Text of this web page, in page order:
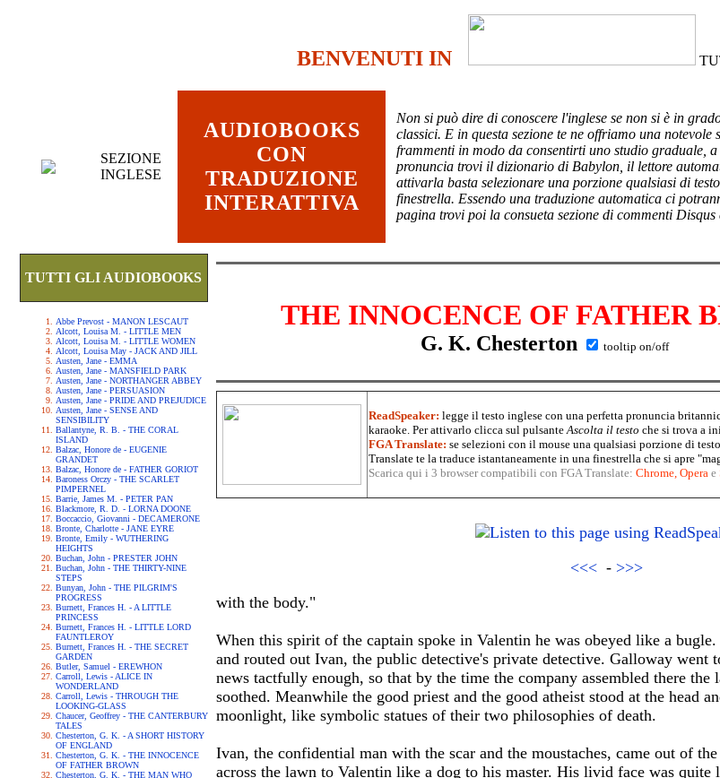
BENVENUTI IN
SEZIONE
INGLESE
AUDIOBOOKS
CON
TRADUZIONE
INTERATTIVA
Non si può dire di conoscere l'inglese se non si è in
classici. E in questa sezione te ne offriamo una
frammenti in modo da consentirti uno studio graduale,
pronuncia trovi il dizionario di Babylon, il lettore
attivarla basta selezionare una porzione qualsiasi di
finestrella. Essendo una traduzione automatica ci
pagina trovi poi la consueta sezione di commenti
TUTTI GLI AUDIOBOOKS
Abbe Prevost - MANON LESCAUT
Alcott, Louisa M. - LITTLE MEN
Alcott, Louisa M. - LITTLE WOMEN
Alcott, Louisa May - JACK AND JILL
Austen, Jane - EMMA
Austen, Jane - MANSFIELD PARK
Austen, Jane - NORTHANGER ABBEY
Austen, Jane - PERSUASION
Austen, Jane - PRIDE AND PREJUDICE
Austen, Jane - SENSE AND
SENSIBILITY
Ballantyne, R. B. - THE CORAL
ISLAND
Balzac, Honore de - EUGENIE
GRANDET
Balzac, Honore de - FATHER GORIOT
Baroness Orczy - THE SCARLET
PIMPERNEL
Barrie, James M. - PETER PAN
Blackmore, R. D. - LORNA DOONE
Boccaccio, Giovanni - DECAMERONE
Bronte, Charlotte - JANE EYRE
Bronte, Emily - WUTHERING
HEIGHTS
Buchan, John - PRESTER JOHN
Buchan, John - THE THIRTY-NINE
STEPS
Bunyan, John - THE PILGRIM'S
PROGRESS
Burnett, Frances H. - A LITTLE
PRINCESS
Burnett, Frances H. - LITTLE LORD
FAUNTLEROY
Burnett, Frances H. - THE SECRET
GARDEN
Butler, Samuel - EREWHON
Carroll, Lewis - ALICE IN
WONDERLAND
Carroll, Lewis - THROUGH THE
LOOKING-GLASS
Chaucer, Geoffrey - THE CANTERBURY
TALES
Chesterton, G. K. - A SHORT HISTORY
OF ENGLAND
Chesterton, G. K. - THE INNOCENCE
OF FATHER BROWN
Chesterton, G. K. - THE MAN WHO
THE INNOCENCE OF FATHER
G. K. Chesterton tooltip on/off
ReadSpeaker: legge il testo inglese con una perfetta pronuncia
karaoke. Per attivarlo clicca sul pulsanteAscolta il testo che si trova a
FGA Translate: se selezioni con il mouse una qualsiasi porzione di
Translate te la traduce istantaneamente in una finestrella che si apre
Scarica qui i 3 browser compatibili con FGA Translate: Chrome, Operae
<<< - >>>
with the body."
When this spirit of the captain spoke in Valentin he was obeyed like a
and routed out Ivan, the public detective's private detective. Galloway went
news tactfully enough, so that by the time the company assembled there the
soothed. Meanwhile the good priest and the good atheist stood at the head
moonlight, like symbolic statues of their two philosophies of death.
Ivan, the confidential man with the scar and the moustaches, came out of
across the lawn to Valentin like a dog to his master. His livid face was